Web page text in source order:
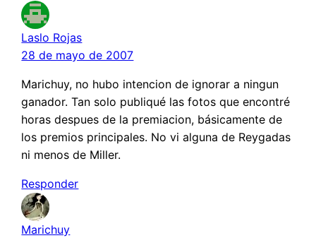
Laslo Rojas
28 de mayo de 2007
Marichuy, no hubo intencion de ignorar a ningun
ganador. Tan solo publiqué las fotos que encontré
horas despues de la premiacion, básicamente de
los premios principales. No vi alguna de Reygadas
ni menos de Miller.
Responder
Marichuy